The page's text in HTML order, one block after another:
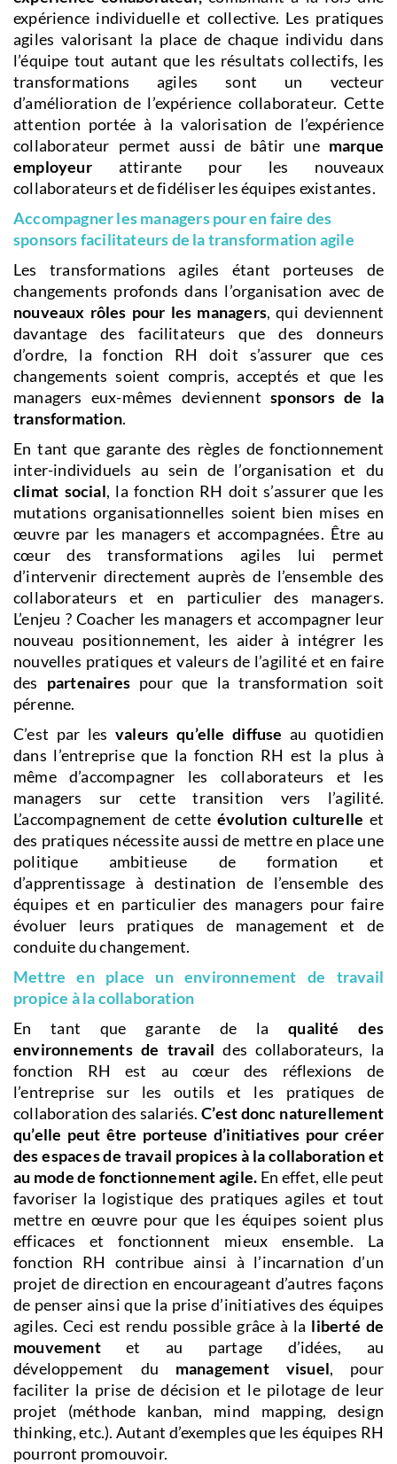
expérience individuelle et collective. Les pratiques
agiles valorisant la place de chaque individu dans
l’équipe tout autant que les résultats collectifs, les
transformations agiles sont un vecteur
d’amélioration de l’expérience collaborateur. Cette
attention portée à la valorisation de l’expérience
collaborateur permet aussi de bâtir une marque
employeurattirante pour les nouveaux
collaborateurs et de fidéliser les équipes existantes.
Accompagner les managers pour en faire des
sponsors facilitateurs de la transformation agile
Les transformations agiles étant porteuses de
changements profonds dans l’organisation avec de
nouveaux rôles pour les managers, qui deviennent
davantage des facilitateurs que des donneurs
d’ordre, la fonction RH doit s’assurer que ces
changements soient compris, acceptés et que les
managers eux-mêmes deviennentsponsors de la
transformation.
En tant que garante des règles de fonctionnement
inter-individuels au sein de l’organisation et du
climat social, la fonction RH doit s’assurer que les
mutations organisationnelles soient bien mises en
œuvre par les managers et accompagnées. Être au
cœur des transformations agiles lui permet
d’intervenir directement auprès de l’ensemble des
collaborateurs et en particulier des managers.
L’enjeu ? Coacher les managers et accompagner leur
nouveau positionnement, les aider à intégrer les
nouvelles pratiques et valeurs de l’agilité et en faire
des partenairespour que la transformation soit
pérenne.
C’est par lesvaleurs qu’elle diffuse au quotidien
dans l’entreprise que la fonction RH est la plus à
même d’accompagner les collaborateurs et les
managers sur cette transition vers l’agilité.
L’accompagnement de cette évolution culturelle et
des pratiques nécessite aussi de mettre en place une
politique ambitieuse de formation et
d’apprentissage à destination de l’ensemble des
équipes et en particulier des managers pour faire
évoluer leurs pratiques de management et de
conduite du changement.
Mettre en place un environnement de travail
propice à lacollaboration
En tant que garante de laqualité des
environnements de travail des collaborateurs, la
fonction RH est au cœur des réflexions de
l’entreprise sur les outils et les pratiques de
collaboration des salariés.C’est donc naturellement
qu’elle peut être porteuse d’initiatives pour créer
des espaces de travail propices à la collaboration et
au mode de fonctionnement agile. En effet, elle peut
favoriser la logistique des pratiques agiles et tout
mettre en œuvre pour que les équipes soient plus
efficaces et fonctionnent mieux ensemble. La
fonction RH contribue ainsi à l’incarnation d’un
projet de direction en encourageant d’autres façons
de penser ainsi que la prise d’initiatives des équipes
agiles. Ceci est rendu possible grâce à la liberté de
mouvementet au partage d’idées, au
développement du management visuel, pour
faciliter la prise de décision et le pilotage de leur
projet (méthode kanban, mind mapping, design
thinking, etc.). Autant d’exemples que les équipes RH
pourront promouvoir.